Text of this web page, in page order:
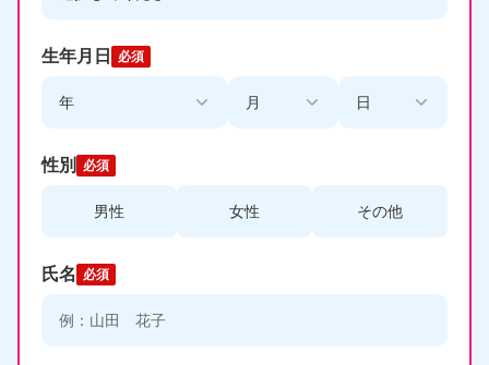
生年月日 必須
性別 必須
男性 女性 その他
氏名 必須